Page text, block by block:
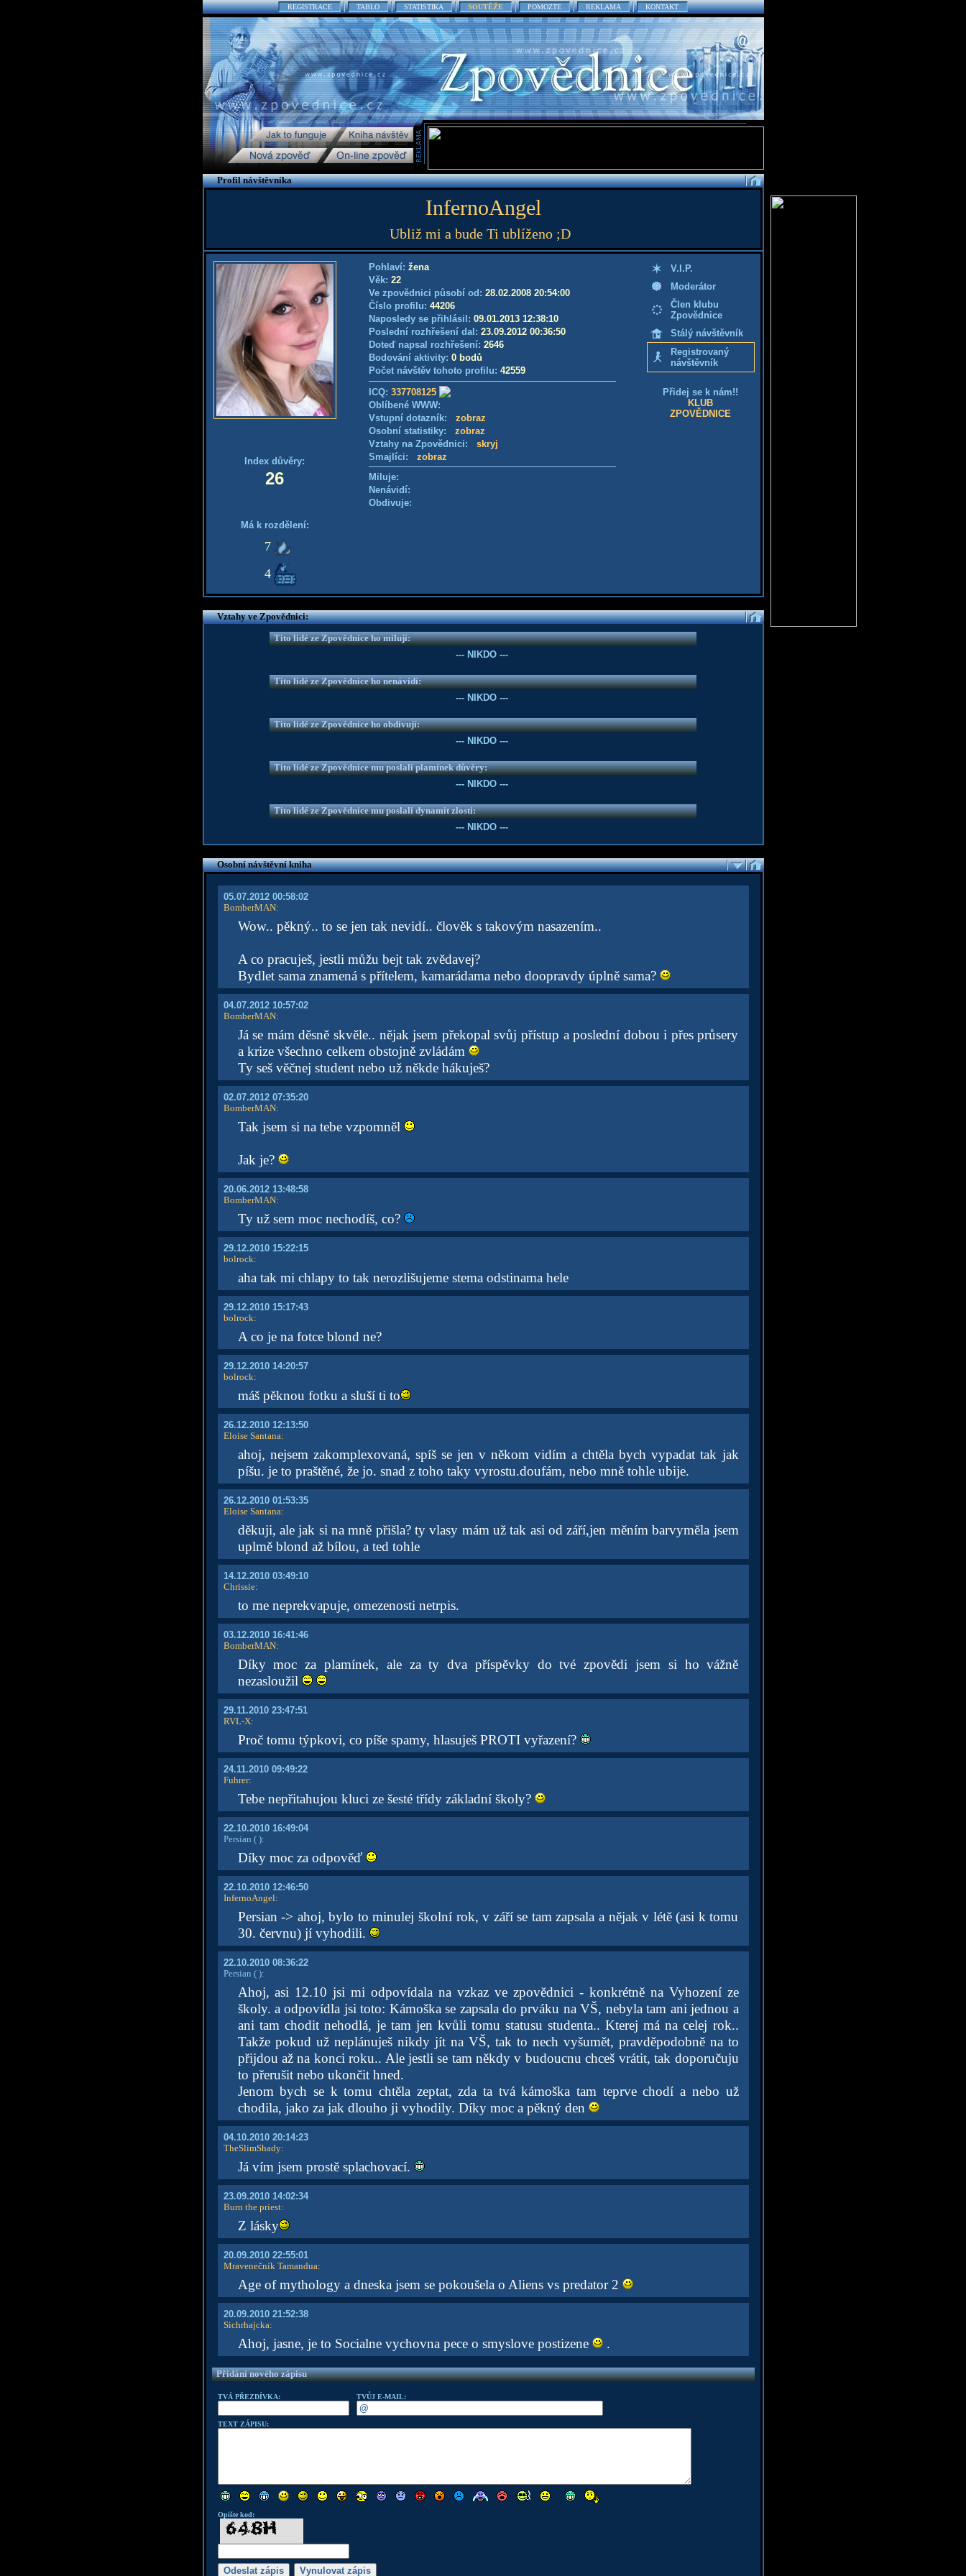
REGISTRACE TABLO STATISTIKA SOUTĚŽE POMOZTE REKLAMA KONTAKT
Profil návštěvníka
InfernoAngel
Ubliž mi a bude Ti ublíženo ;D
Index důvěry:
26
Má k rozdělení:
7
4
Pohlaví: žena
Věk: 22
Ve zpovědnici působí od: 28.02.2008 20:54:00
Číslo profilu: 44206
Naposledy se přihlásil: 09.01.2013 12:38:10
Poslední rozhřešení dal: 23.09.2012 00:36:50
Doteď napsal rozhřešení: 2646
Bodování aktivity: 0 bodů
Počet návštěv tohoto profilu: 42559
ICQ: 337708125
Oblíbené WWW:
Vstupní dotazník: zobraz
Osobní statistiky: zobraz
Vztahy na Zpovědnici: skryj
Smajlíci: zobraz
Miluje:
Nenávidí:
Obdivuje:
V.I.P.
Moderátor
Člen klubu
Zpovědnice
Stálý návštěvník
Registrovaný
návštěvník
Přidej se k nám!!
KLUB
ZPOVĚDNICE
Vztahy ve Zpovědnici:
Tito lidé ze Zpovědnice ho milují:
--- NIKDO ---
Tito lidé ze Zpovědnice ho nenávidí:
--- NIKDO ---
Tito lidé ze Zpovědnice ho obdivují:
--- NIKDO ---
Tito lidé ze Zpovědnice mu poslali plamínek důvěry:
--- NIKDO ---
Tito lidé ze Zpovědnice mu poslali dynamit zlosti:
--- NIKDO ---
Osobní návštěvní kniha
05.07.2012 00:58:02
BomberMAN:
Wow.. pěkný.. to se jen tak nevidí.. člověk s takovým nasazením..
A co pracuješ, jestli můžu bejt tak zvědavej?
Bydlet sama znamená s přítelem, kamarádama nebo doopravdy úplně sama?
04.07.2012 10:57:02
BomberMAN:
Já se mám děsně skvěle.. nějak jsem překopal svůj přístup a poslední dobou i přes průsery
a krize všechno celkem obstojně zvládám
Ty seš věčnej student nebo už někde hákuješ?
02.07.2012 07:35:20
BomberMAN:
Tak jsem si na tebe vzpomněl
Jak je?
20.06.2012 13:48:58
BomberMAN:
Ty už sem moc nechodíš, co?
29.12.2010 15:22:15
bolrock:
aha tak mi chlapy to tak nerozlišujeme stema odstinama hele
29.12.2010 15:17:43
bolrock:
A co je na fotce blond ne?
29.12.2010 14:20:57
bolrock:
máš pěknou fotku a sluší ti to
26.12.2010 12:13:50
Eloise Santana:
ahoj, nejsem zakomplexovaná, spíš se jen v někom vidím a chtěla bych vypadat tak jak
píšu. je to praštěné, že jo. snad z toho taky vyrostu.doufám, nebo mně tohle ubije.
26.12.2010 01:53:35
Eloise Santana:
děkuji, ale jak si na mně přišla? ty vlasy mám už tak asi od září,jen měním barvyměla jsem
uplmě blond až bílou, a ted tohle
14.12.2010 03:49:10
Chrissie:
to me neprekvapuje, omezenosti netrpis.
03.12.2010 16:41:46
BomberMAN:
Díky moc za plamínek, ale za ty dva příspěvky do tvé zpovědi jsem si ho vážně
nezasloužil
29.11.2010 23:47:51
RVL-X:
Proč tomu týpkovi, co píše spamy, hlasuješ PROTI vyřazení?
24.11.2010 09:49:22
Fuhrer:
Tebe nepřitahujou kluci ze šesté třídy základní školy?
22.10.2010 16:49:04
Persian ( ):
Díky moc za odpověď
22.10.2010 12:46:50
InfernoAngel:
Persian -> ahoj, bylo to minulej školní rok, v září se tam zapsala a nějak v létě (asi k tomu
30. červnu) jí vyhodili.
22.10.2010 08:36:22
Persian ( ):
Ahoj, asi 12.10 jsi mi odpovídala na vzkaz ve zpovědnici - konkrétně na Vyhození ze
školy. a odpovídla jsi toto: Kámoška se zapsala do prváku na VŠ, nebyla tam ani jednou a
ani tam chodit nehodlá, je tam jen kvůli tomu statusu studenta.. Kterej má na celej rok..
Takže pokud už neplánuješ nikdy jít na VŠ, tak to nech vyšumět, pravděpodobně na to
přijdou až na konci roku.. Ale jestli se tam někdy v budoucnu chceš vrátit, tak doporučuju
to přerušit nebo ukončit hned.
Jenom bych se k tomu chtěla zeptat, zda ta tvá kámoška tam teprve chodí a nebo už
chodila, jako za jak dlouho ji vyhodily. Díky moc a pěkný den
04.10.2010 20:14:23
TheSlimShady:
Já vím jsem prostě splachovací.
23.09.2010 14:02:34
Burn the priest:
Z lásky
20.09.2010 22:55:01
Mravenečník Tamandua:
Age of mythology a dneska jsem se pokoušela o Aliens vs predator 2
20.09.2010 21:52:38
Sichrhajcka:
Ahoj, jasne, je to Socialne vychovna pece o smyslove postizene .
Přidání nového zápisu
TVÁ PŘEZDÍVKA: TVŮJ E-MAIL:
TEXT ZÁPISU:
Opište kod: